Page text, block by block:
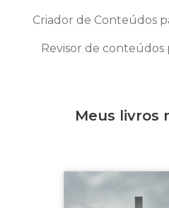
Criador de Conteúdos
Revisor de conteúdos
Meus livros